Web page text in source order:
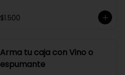
$1.500
Arma tu caja con Vino o
espumante